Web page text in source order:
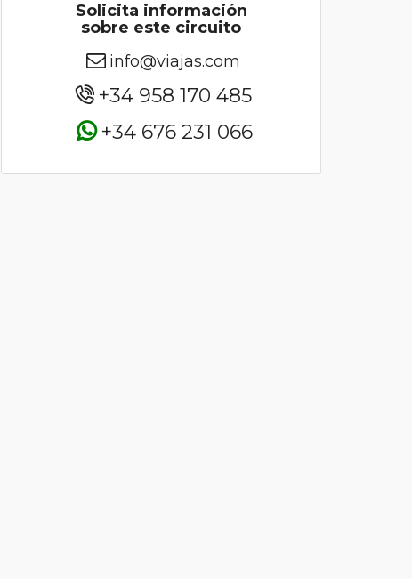
Solicita información
sobre este circuito
info@viajas.com
+34 958 170 485
+34 676 231 066